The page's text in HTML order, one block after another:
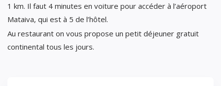
1 km. Il faut 4 minutes en voiture pour accéder à l’aéroport
Mataiva, qui est à 5 de l’hôtel.
Au restaurant on vous propose un petit déjeuner gratuit
continental tous les jours.